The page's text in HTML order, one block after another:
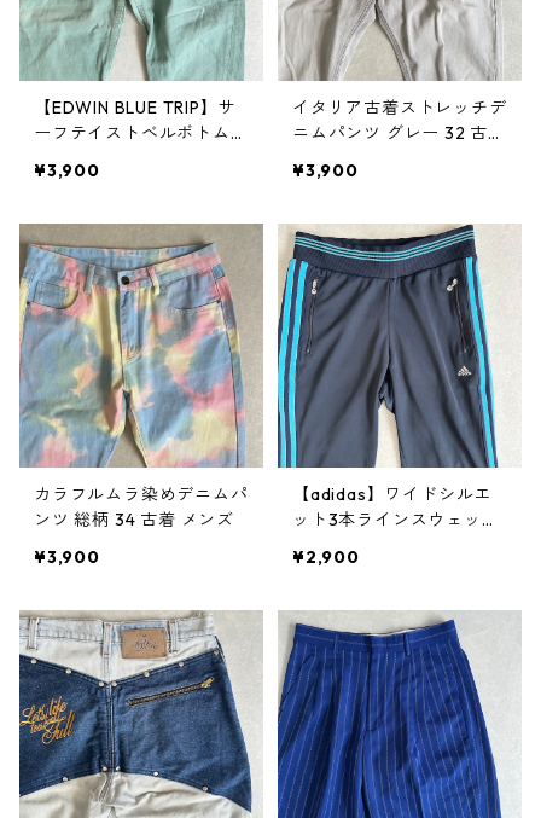
【EDWIN BLUE TRIP】サ
ーフテイストベルボトムデ
古着 メンズ
¥3,900
イタリア古着ストレッチデ
ニムパンツ グレー 32 古着
¥3,900
カラフルムラ染めデニムパ
ンツ 総柄 34 古着 メンズ
¥3,900
【adidas】ワイドシルエ
ット3本ラインスウェット
ンズ レディース
¥2,900